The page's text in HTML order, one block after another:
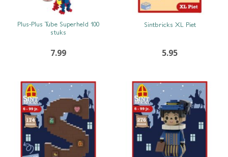
SNEL BEKIJKEN
Plus-Plus Tube Superheld 100
stuks
7.99
Sintbricks XL Piet
5.95